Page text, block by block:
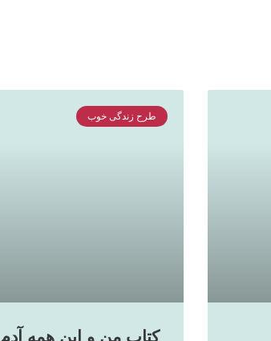
طرح زندگی خوب
کتاب من و این همه آدم